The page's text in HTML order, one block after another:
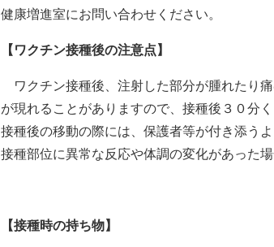
健康増進室にお問い合わせください。
【ワクチン接種後の注意点】
ワクチン接種後、注射した部分が腫れたり
が現れることがありますので、接種後３０分
接種後の移動の際には、保護者等が付き添う
接種部位に異常な反応や体調の変化があった
【接種時の持ち物】